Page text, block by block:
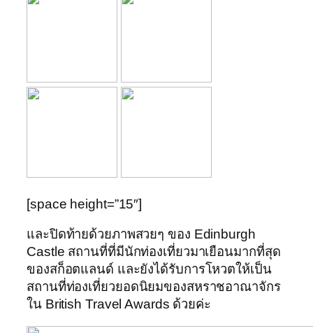
[space height=”15″]
และปิดท้ายด้วยภาพสวยๆ ของ Edinburgh
Castle สถานที่ที่มีนักท่องเที่ยวมาเยือนมากที่สุด
ของสก็อตแลนด์ และยังได้รับการโหวตให้เป็น
สถานที่ท่องเที่ยวยอดนิยมของสหราชอาณาจักร
ใน British Travel Awards ด้วยค่ะ